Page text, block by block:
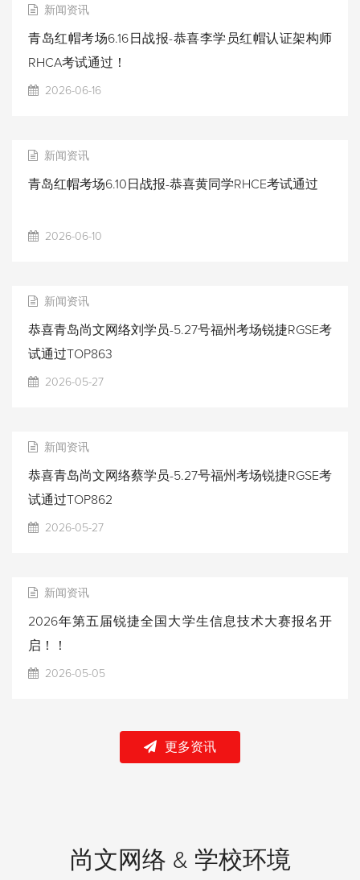
新闻资讯
青岛红帽考场6.16日战报-恭喜李学员红帽认证架构师
RHCA考试通过！
2026-06-16
新闻资讯
青岛红帽考场6.10日战报-恭喜黄同学RHCE考试通过
2026-06-10
新闻资讯
恭喜青岛尚文网络刘学员-5.27号福州考场锐捷RGSE考
试通过TOP863
2026-05-27
新闻资讯
恭喜青岛尚文网络蔡学员-5.27号福州考场锐捷RGSE考
试通过TOP862
2026-05-27
新闻资讯
2026年第五届锐捷全国大学生信息技术大赛报名开
启！！
2026-05-05
更多资讯
尚文网络 & 学校环境